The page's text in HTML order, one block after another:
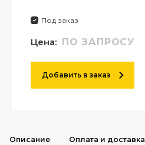
Под заказ
Цена: ПО ЗАПРОСУ
Добавить в заказ
Описание Оплата и доставка